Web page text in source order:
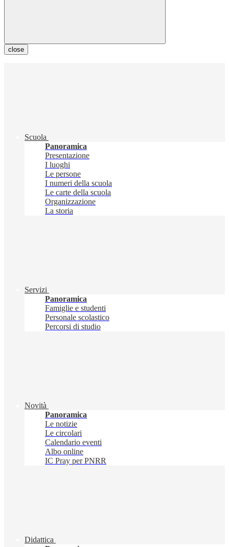
close
Scuola
Panoramica
Presentazione
I luoghi
Le persone
I numeri della scuola
Le carte della scuola
Organizzazione
La storia
Servizi
Panoramica
Famiglie e studenti
Personale scolastico
Percorsi di studio
Novità
Panoramica
Le notizie
Le circolari
Calendario eventi
Albo online
IC Pray per PNRR
Didattica